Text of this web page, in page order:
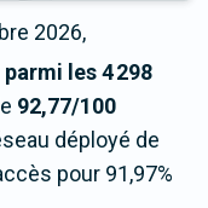
2026,
parmi les 4 298
92,77/100
déployé de
pour 91,97%